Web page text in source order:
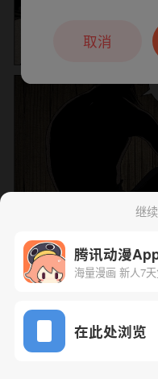
下一话
继
腾讯动漫
海量漫画 新人7
在此处浏览
本章节仅支持
取消